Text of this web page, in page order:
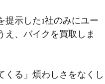
示した1社のみにユー
、バイクを買取しま
くる」煩わしさをなくし